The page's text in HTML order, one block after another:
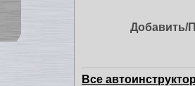
Добавить/
Все